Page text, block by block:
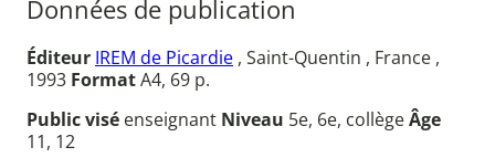
Données de publication
Éditeur IREM de Picardie , Saint-Quentin , France ,
1993 FormatA4, 69 p.
Public visé enseignant Niveau 5e, 6e, collègeÂge
11, 12